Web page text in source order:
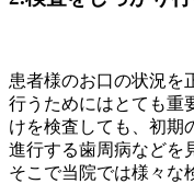
患者様のお口の状況を
行うためにはとても重
けを検査しても、初期
進行する歯周病などを
そこで当院では様々な